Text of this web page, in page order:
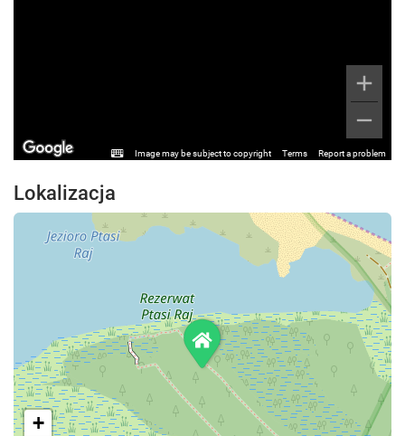
Image may be subject to copyright Terms Report a problem
Lokalizacja
+